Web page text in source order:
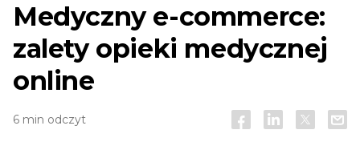
Medyczny e-commerce:
zalety opieki medycznej
online
6 min odczyt